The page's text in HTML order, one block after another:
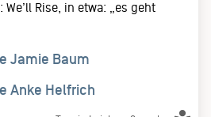
Rise, in etwa: „es geht
Jamie Baum
Anke Helfrich